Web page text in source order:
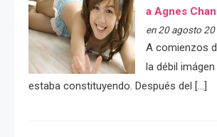
a Agnes
en 20 agosto
A comienzos
la débil
estaba constituyendo. Después del […]